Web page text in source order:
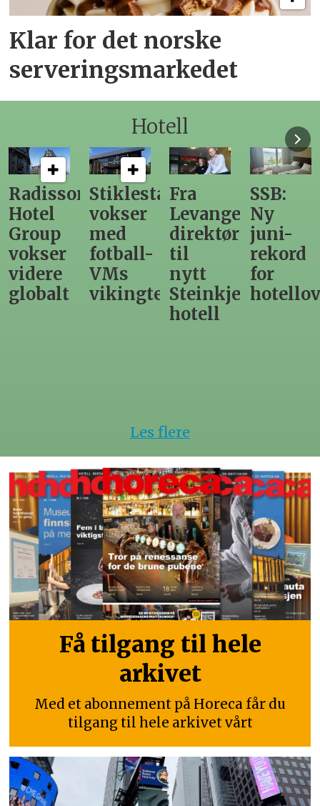
Klar for det norske
serveringsmarkedet
Hotell
Stiklestad
vokser
med
fotball-
VMs
vikingtematikk
Fra
Levanger-
direktør
til
nytt
Steinkjer-
SSB:
Ny
juni-
rekord
for
Elendig
gir
utslag
for
Les flere
Få tilgang til hele
arkivet
Med et abonnement på Horeca får du
tilgang til hele arkivet vårt